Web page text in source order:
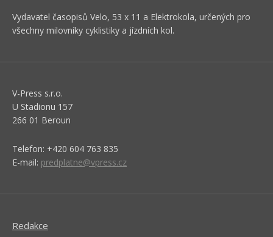
Vydavatel časopisů Velo, 53 x 11 a Elektrokola, určených pro
všechny milovníky cyklistiky a jízdních kol.
V-Press s.r.o.
U Stadionu 157
266 01 Beroun
Telefon: +420 604 763 835
E-mail: predplatne@vpress.cz
Redakce